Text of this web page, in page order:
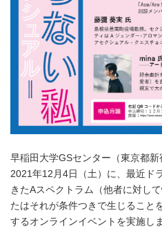
早稲田大学GSセンター（東京都新
2021年12月4日（土）に、最近ド
きたAスペクトラム（他者に対し
たはそれが条件つきで生じること
するオンラインイベントを実施し